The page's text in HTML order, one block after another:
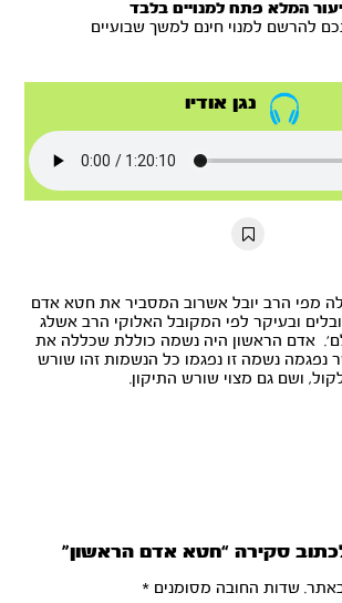
המלא פתח למנויים בלבד
להרשם למנוי חינם למשך שבועיים
נגן אודיו
מפי הרב יובל אשרוב המסביר את חטא אדם
ובעיקר לפי המקובל האלוקי הרב אשלג
אדם הראשון היה נשמה כוללת שכללה את
נשמה זו נפגמו כל הנשמות זהו שורש
ושם גם מצוי שורש התיקון.
סקירה “חטא אדם הראשון”
שדות החובה מסומנים*